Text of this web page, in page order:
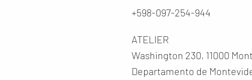
+598-097-254-944
ATELIER
Washington 230, 11000
Departamento de